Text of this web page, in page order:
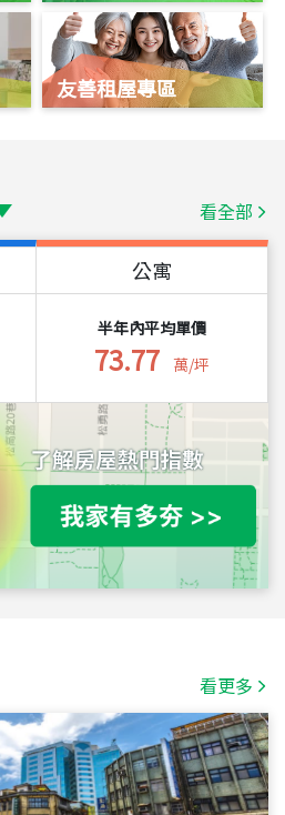
友善租屋專區
看全部
公寓
半年內平均單價
73.77 萬/坪
看更多